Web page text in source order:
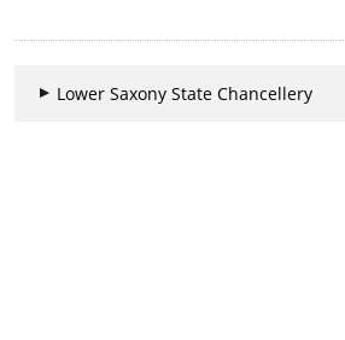
Lower Saxony State Chancellery